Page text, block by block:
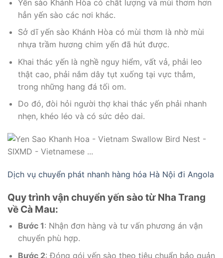
Yến sào Khánh Hòa có chất lượng và mùi thơm hơn
hẳn yến sào các nơi khác.
Sở dĩ yến sào Khánh Hòa có mùi thơm là nhờ mùi
nhựa trầm hương chim yến đã hút được.
Khai thác yến là nghề nguy hiểm, vất vả, phải leo
thật cao, phải nắm dây tụt xuống tại vực thẳm,
trong những hang đá tối om.
Do đó, đòi hỏi người thợ khai thác yến phải nhanh
nhẹn, khéo léo và có sức dẻo dai.
Dịch vụ chuyển phát nhanh hàng hóa Hà Nội đi Angola
Quy trình vận chuyển yến sào từ Nha Trang
về Cà Mau:
Bước 1: Nhận đơn hàng và tư vấn phương án vận
chuyển phù hợp.
Bước 2: Đóng gói yến sào theo tiêu chuẩn bảo quản